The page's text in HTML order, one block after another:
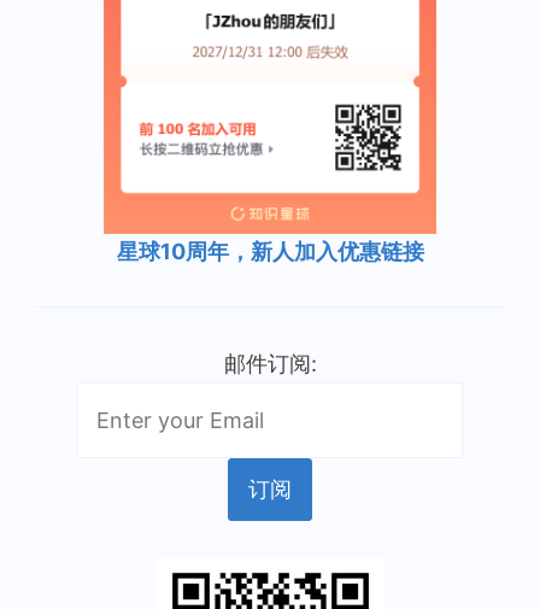
星球10周年，新人加入优惠链接
邮件订阅: